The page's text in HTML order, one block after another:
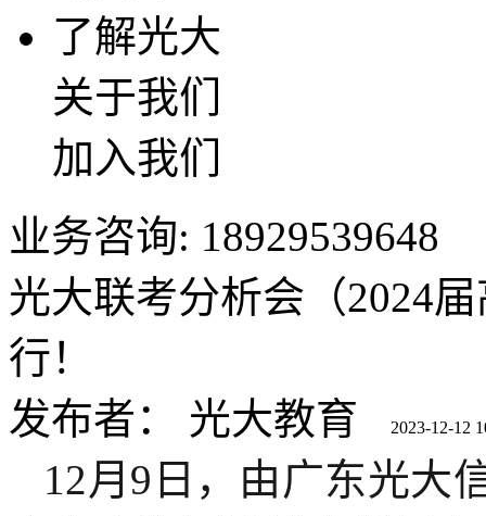
了解光大
关于我们
加入我们
业务咨询: 18929539648
光大联考分析会（2024
行！
发布者：
光大教育 2023-12-12
12月9日，由广东光大